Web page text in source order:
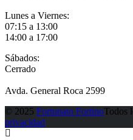
Lunes a Viernes:
07:15 a 13:00
14:00 a 17:00
Sábados:
Cerrado
Avda. General Roca 2599
© 2025 Fortunato FortinoTodos
privacidad